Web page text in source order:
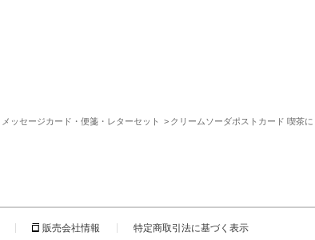
メッセージカード・便箋・レターセット クリームソーダポストカード 喫茶
販売会社情報 特定商取引法に基づく表示